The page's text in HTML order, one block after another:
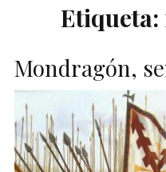
Etiqueta:
Mondragón,